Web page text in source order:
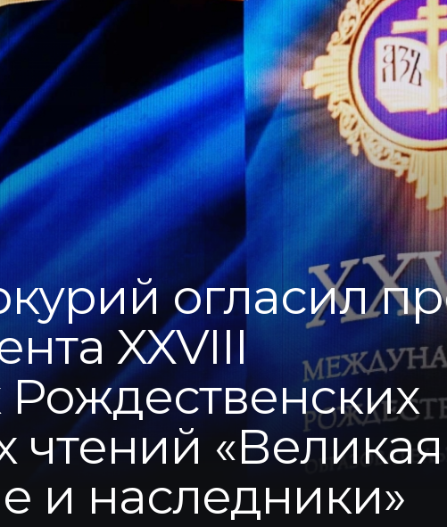
огласил
XXVIII
чтений «Великая
и наследники»